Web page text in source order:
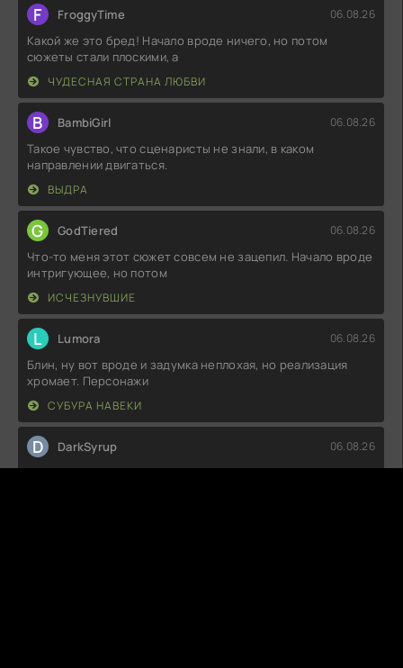
F FroggyTime 06.08.26
Какой же это бред! Начало вроде ничего, но потом
сюжеты стали плоскими, а
ЧУДЕСНАЯ СТРАНА ЛЮБВИ
B BambiGirl 06.08.26
Такое чувство, что сценаристы не знали, в каком
направлении двигаться.
ВЫДРА
G GodTiered 06.08.26
Что-то меня этот сюжет совсем не зацепил. Начало вроде
интригующее, но потом
ИСЧЕЗНУВШИЕ
L Lumora 06.08.26
Блин, ну вот вроде и задумка неплохая, но реализация
хромает. Персонажи
СУБУРА НАВЕКИ
D DarkSyrup 06.08.26
Задумка вроде интересная, но чего-то не хватает.